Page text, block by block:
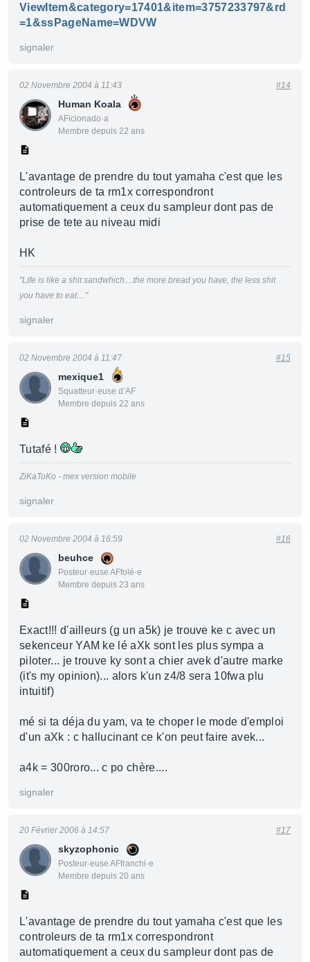
ViewItem&category=17401&item=3757233797&rd
=1&ssPageName=WDVW
signaler
Human Koala
AFicionado·a
Membre depuis 22 ans
02 Novembre 2004 à 11:43 #14
L'avantage de prendre du tout yamaha c'est que les
controleurs de ta rm1x correspondront
automatiquement a ceux du sampleur dont pas de
prise de tete au niveau midi
HK
"Life is like a shit sandwhich....the more bread you have, the less shit
you have to eat...."
signaler
mexique1
Squatteur·euse d’AF
Membre depuis 22 ans
02 Novembre 2004 à 11:47 #15
Tutafé !
ZiKaToKo - mex version mobile
signaler
beuhce
Posteur·euse AFfolé·e
Membre depuis 23 ans
02 Novembre 2004 à 16:59 #16
Exact!!! d'ailleurs (g un a5k) je trouve ke c avec un
sekenceur YAM ke lé aXk sont les plus sympa a
piloter... je trouve ky sont a chier avek d'autre marke
(it's my opinion)... alors k'un z4/8 sera 10fwa plu
intuitif)
mé si ta déja du yam, va te choper le mode d'emploi
d'un aXk : c hallucinant ce k'on peut faire avek...
a4k = 300roro... c po chère....
signaler
skyzophonic
Posteur·euse AFfranchi·e
Membre depuis 20 ans
20 Février 2006 à 14:57 #17
L'avantage de prendre du tout yamaha c'est que les
controleurs de ta rm1x correspondront
automatiquement a ceux du sampleur dont pas de